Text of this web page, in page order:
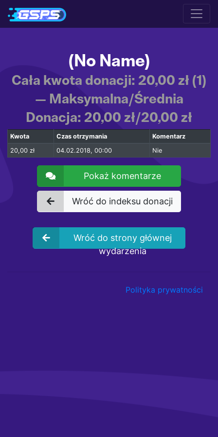
(No Name)
Cała kwota donacji: 20,00 zł (1)
— Maksymalna/Średnia
Donacja: 20,00 zł/20,00 zł
Kwota Czas otrzymania
Komentarz
20,00 zł
04.02.2018, 00:00 Nie
Pokaż komentarze
Wróć do indeksu donacji
Wróć do strony głównej
wydarzenia
Polityka prywatności